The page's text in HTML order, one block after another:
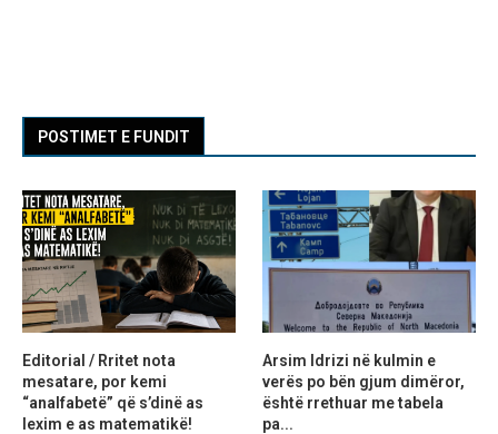
POSTIMET E FUNDIT
Editorial / Rritet nota
mesatare, por kemi
“analfabetë” që s’dinë as
lexim e as matematikë!
Arsim Idrizi në kulmin e
verës po bën gjum dimëror,
është rrethuar me tabela
pa...